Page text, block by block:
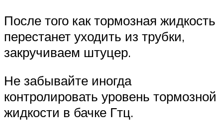
После того как тормозная жидкость
перестанет уходить из трубки,
закручиваем штуцер.
Не забывайте иногда
контролировать уровень тормозной
жидкости в бачке Гтц.